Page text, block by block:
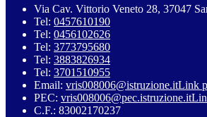
Via Cav. Vittorio Veneto 28, 37047
Tel: 0457610190
Tel: 0456102626
Tel: 3773795680
Tel: 3883826934
Tel: 3701510955
Email: vris008006@istruzione.itLink
PEC: vris008006@pec.istruzione.it
C.F.: 83002170237